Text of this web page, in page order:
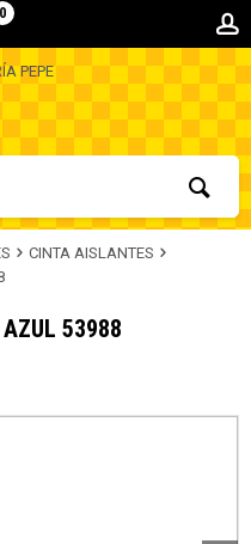
0
CINTA AISLANTES
53988